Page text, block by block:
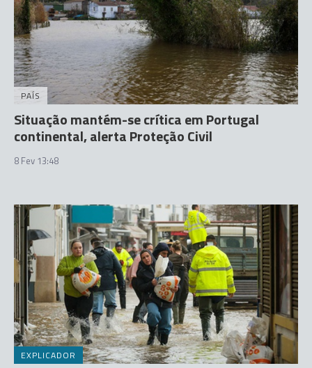
PAÍS
Situação mantém-se crítica em Portugal
continental, alerta Proteção Civil
8 Fev 13:48
EXPLICADOR